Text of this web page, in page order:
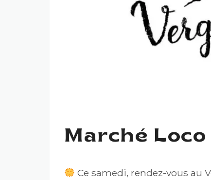
Marché
Ce samedi, rendez-vous au